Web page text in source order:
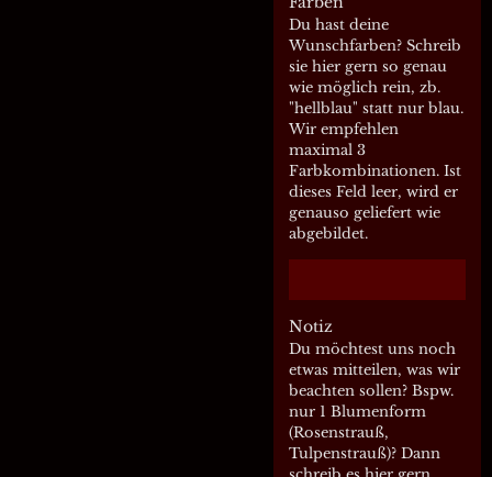
Du hast deine
Wunschfarben? Schreib
sie hier gern so genau
wie möglich rein, zb.
"hellblau" statt nur blau.
Wir empfehlen
maximal 3
Farbkombinationen. Ist
dieses Feld leer, wird er
genauso geliefert wie
abgebildet.
Notiz
Du möchtest uns noch
etwas mitteilen, was wir
beachten sollen? Bspw.
nur 1 Blumenform
(Rosenstrauß,
Tulpenstrauß)? Dann